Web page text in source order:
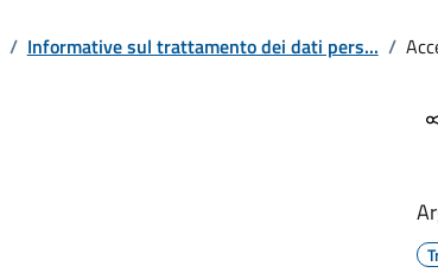
/ Informative sul trattamento dei dati pers... /